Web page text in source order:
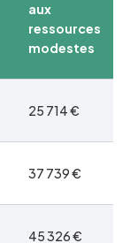
aux
ressources
modestes
25 714 €
37 739 €
45 326 €